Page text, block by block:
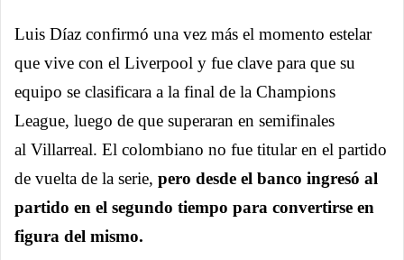
Luis Díaz confirmó una vez más el momento estelar
que vive con el Liverpool y fue clave para que su
equipo se clasificara a la final de la Champions
League, luego de que superaran en semifinales
al Villarreal. El colombiano no fue titular en el partido
de vuelta de la serie, pero desde el banco ingresó al
partido en el segundo tiempo para convertirse en
figura del mismo.